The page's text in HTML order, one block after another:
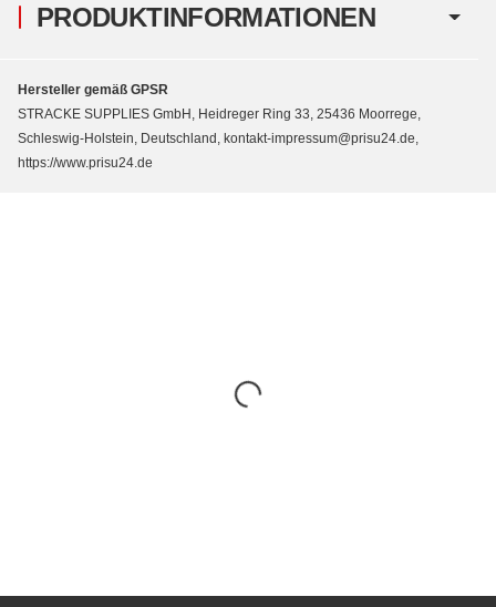
PRODUKTINFORMATIONEN
Hersteller gemäß GPSR
STRACKE SUPPLIES GmbH, Heidreger Ring 33, 25436 Moorrege,
Schleswig-Holstein, Deutschland, kontakt-impressum@prisu24.de,
https://www.prisu24.de